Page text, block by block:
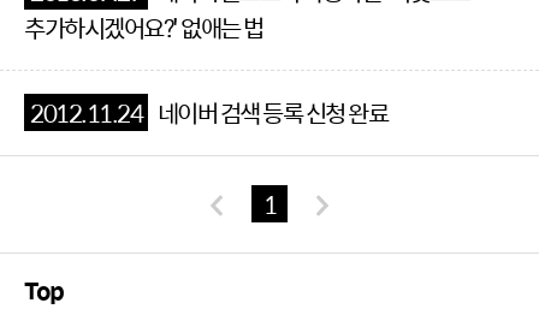
추가하시겠어요?' 없애는 법
2012.11.24 네이버 검색 등록 신청 완료
1
Top